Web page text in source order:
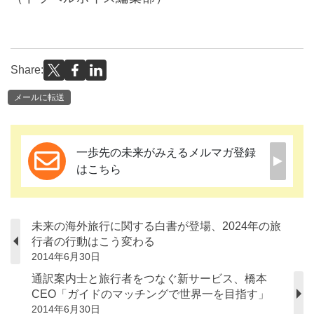
Share:
メールに転送
一歩先の未来がみえるメルマガ登録
はこちら
未来の海外旅行に関する白書が登場、2024年の旅
行者の行動はこう変わる
2014年6月30日
通訳案内士と旅行者をつなぐ新サービス、橋本
CEO「ガイドのマッチングで世界一を目指す」
2014年6月30日